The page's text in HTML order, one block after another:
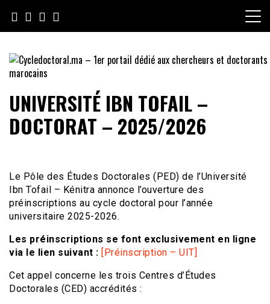
content
Cycledoctoral.ma – 1er portail
dédié aux chercheurs et
doctorants marocains
UNIVERSITÉ IBN TOFAIL –
DOCTORAT – 2025/2026
Le Pôle des Études Doctorales (PED) de l’Université
Ibn Tofail – Kénitra annonce l’ouverture des
préinscriptions au cycle doctoral pour l’année
universitaire 2025-2026.
Les préinscriptions se font exclusivement en ligne
via le lien suivant : [Préinscription – UIT]
Cet appel concerne les trois Centres d’Études
Doctorales (CED) accrédités :